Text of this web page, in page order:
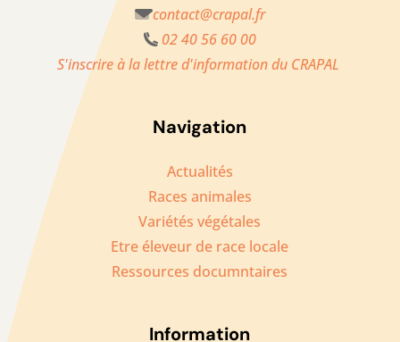
contact@crapal.fr
02 40 56 60 00
S'inscrire à la lettre d'information du CRAPAL
Navigation
Actualités
Races animales
Variétés végétales
Etre éleveur de race locale
Ressources documntaires
Information